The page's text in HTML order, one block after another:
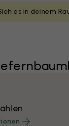
es in deinem